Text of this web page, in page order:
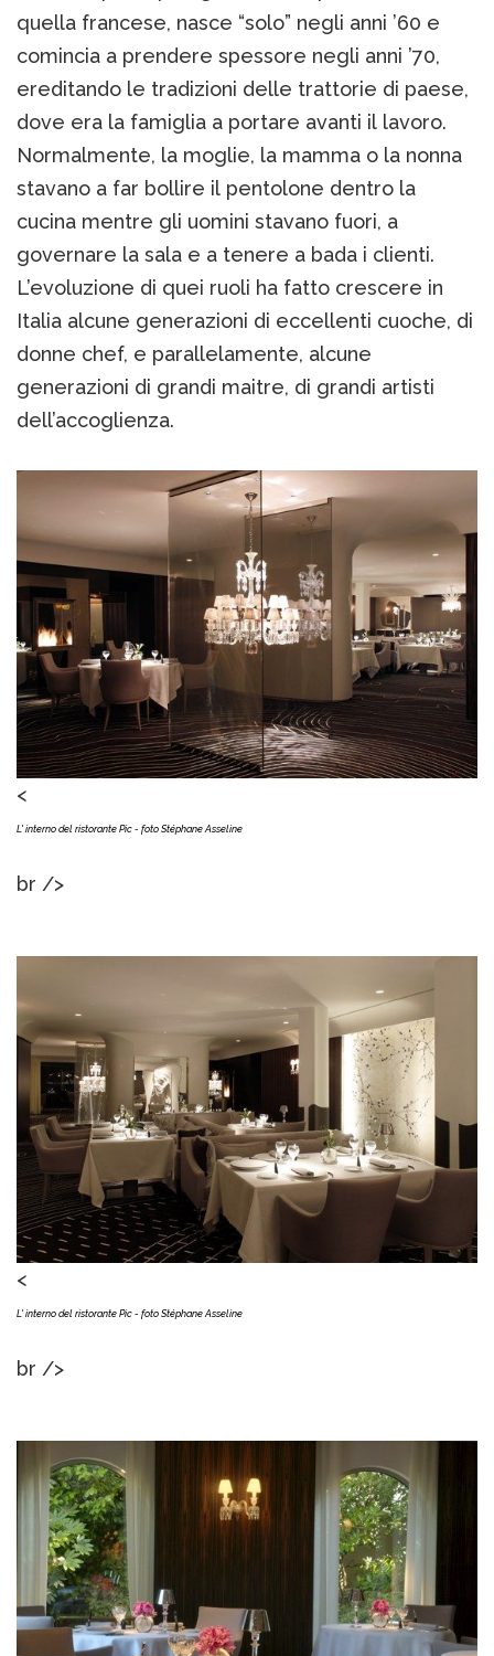
quella francese, nasce “solo” negli anni ’60 e
comincia a prendere spessore negli anni ’70,
ereditando le tradizioni delle trattorie di paese,
dove era la famiglia a portare avanti il lavoro.
Normalmente, la moglie, la mamma o la nonna
stavano a far bollire il pentolone dentro la
cucina mentre gli uomini stavano fuori, a
governare la sala e a tenere a bada i clienti.
L’evoluzione di quei ruoli ha fatto crescere in
Italia alcune generazioni di eccellenti cuoche, di
donne chef, e parallelamente, alcune
generazioni di grandi maitre, di grandi artisti
dell’accoglienza.
<
L' interno del ristorante Pic - foto Stéphane Asseline
br />
<
L' interno del ristorante Pic - foto Stéphane Asseline
br />